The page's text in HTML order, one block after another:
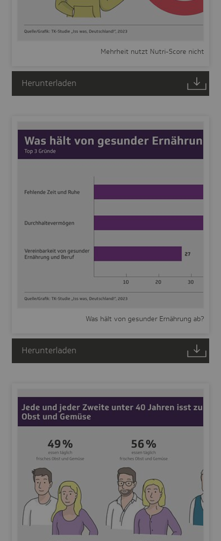
Mehrheit nutzt Nutri-Score nicht
Herunterladen
Was hält von gesunder Ernährung ab?
Herunterladen